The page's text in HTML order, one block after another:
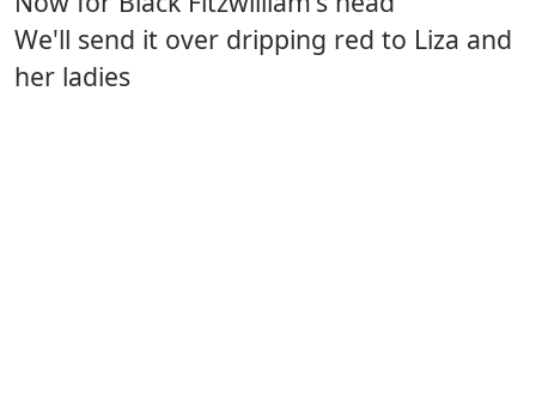
We'll send it over dripping red to Liza and
her ladies